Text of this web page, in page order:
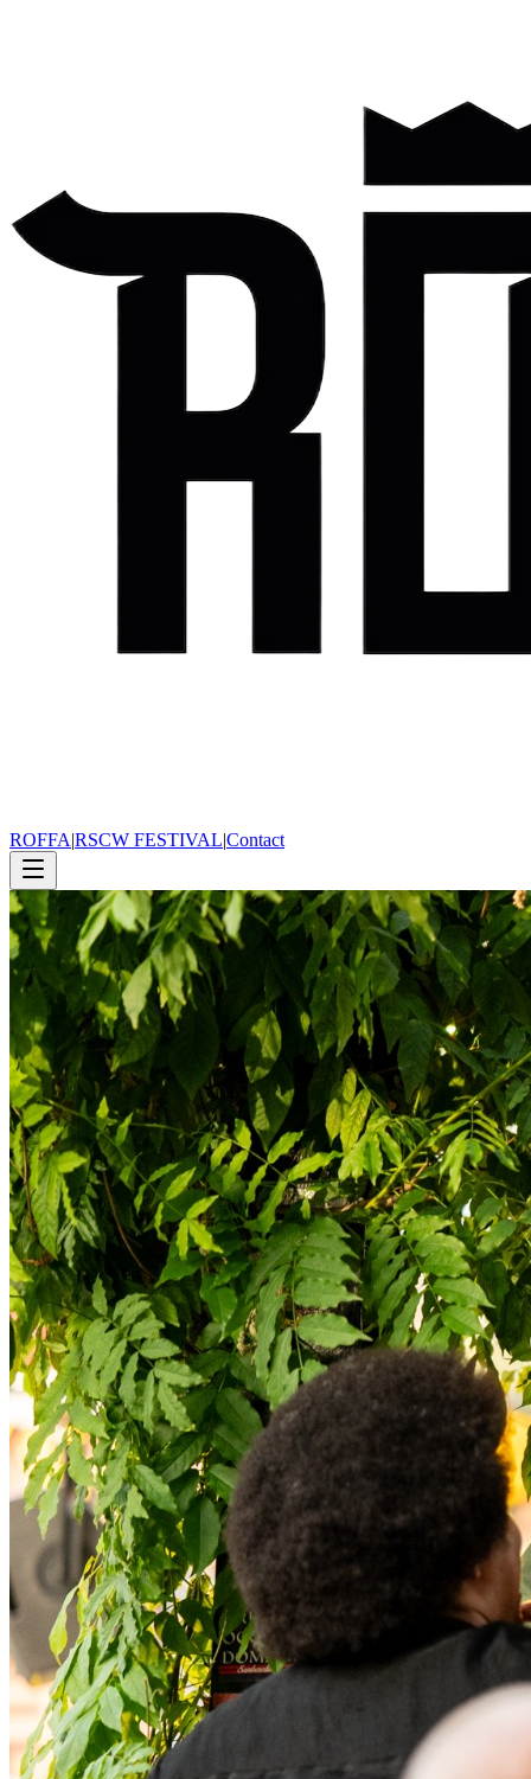
ROFFA|RSCW FESTIVAL|Contact